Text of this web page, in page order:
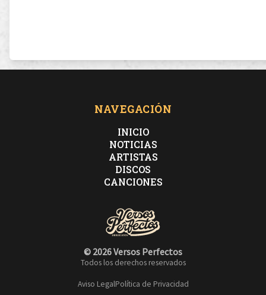
NAVEGACIÓN
INICIO
NOTICIAS
ARTISTAS
DISCOS
CANCIONES
© 2026 Versos Perfectos
Todos los derechos reservados
Aviso LegalPolítica de Privacidad